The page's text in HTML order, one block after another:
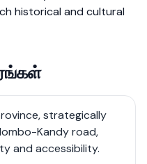
historical and cultural
and scenic area
especially pottery and
integral part of its local
of rural charm and
ideal location for those
strategically
Kandy road,
and accessibility.